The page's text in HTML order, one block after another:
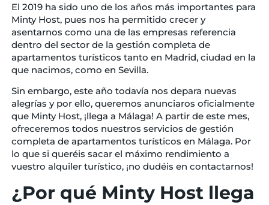
El 2019 ha sido uno de los años más importantes para
Minty Host, pues nos ha permitido crecer y
asentarnos como una de las empresas referencia
dentro del sector de la gestión completa de
apartamentos turísticos tanto en Madrid, ciudad en la
que nacimos, como en Sevilla.
Sin embargo, este año todavía nos depara nuevas
alegrías y por ello, queremos anunciaros oficialmente
que Minty Host, ¡llega a Málaga! A partir de este mes,
ofreceremos todos nuestros servicios de gestión
completa de apartamentos turísticos en Málaga. Por
lo que si queréis sacar el máximo rendimiento a
vuestro alquiler turístico, ¡no dudéis en contactarnos!
¿Por qué Minty Host llega